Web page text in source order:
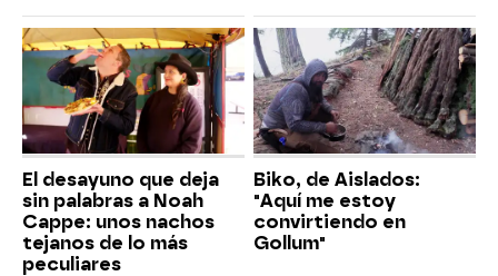
El desayuno que deja
sin palabras a Noah
Cappe: unos nachos
tejanos de lo más
peculiares
Biko, de Aislados:
"Aquí me estoy
convirtiendo en
Gollum"